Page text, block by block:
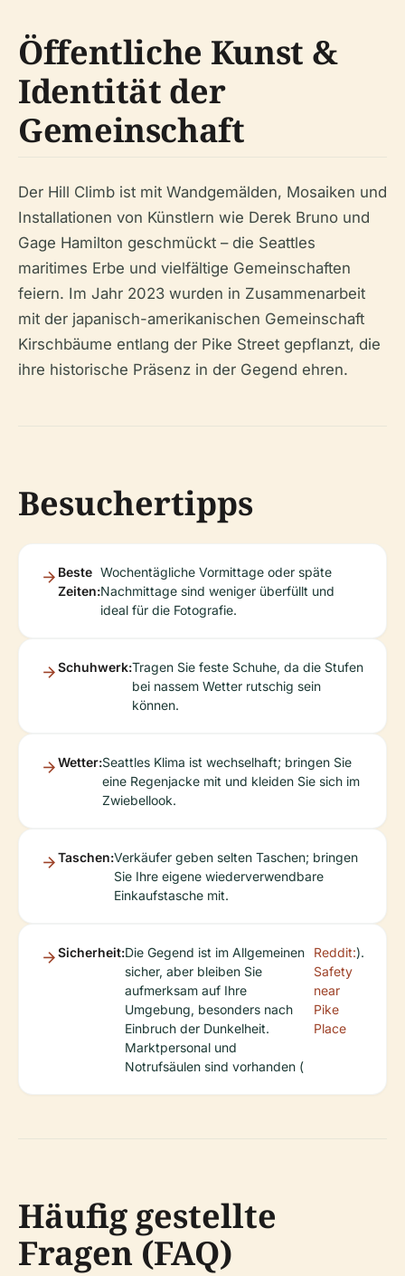
Öffentliche Kunst &
Identität der
Gemeinschaft
Der Hill Climb ist mit Wandgemälden, Mosaiken und
Installationen von Künstlern wie Derek Bruno und
Gage Hamilton geschmückt – die Seattles
maritimes Erbe und vielfältige Gemeinschaften
feiern. Im Jahr 2023 wurden in Zusammenarbeit
mit der japanisch-amerikanischen Gemeinschaft
Kirschbäume entlang der Pike Street gepflanzt, die
ihre historische Präsenz in der Gegend ehren.
Besuchertipps
Beste
Zeiten:
Wochentägliche Vormittage oder späte
Nachmittage sind weniger überfüllt und
ideal für die Fotografie.
Schuhwerk:Tragen Sie feste Schuhe, da die Stufen
bei nassem Wetter rutschig sein
können.
Wetter:Seattles Klima ist wechselhaft; bringen Sie
eine Regenjacke mit und kleiden Sie sich im
Zwiebellook.
Taschen:Verkäufer geben selten Taschen; bringen
Sie Ihre eigene wiederverwendbare
Einkaufstasche mit.
Sicherheit:Die Gegend ist im Allgemeinen
sicher, aber bleiben Sie
aufmerksam auf Ihre
Umgebung, besonders nach
Einbruch der Dunkelheit.
Marktpersonal und
Notrufsäulen sind vorhanden (
Reddit:
Safety
near
Pike
Place
).
Häufig gestellte
Fragen (FAQ)